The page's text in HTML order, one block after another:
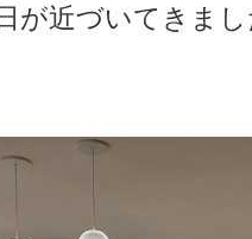
が近づいてきま